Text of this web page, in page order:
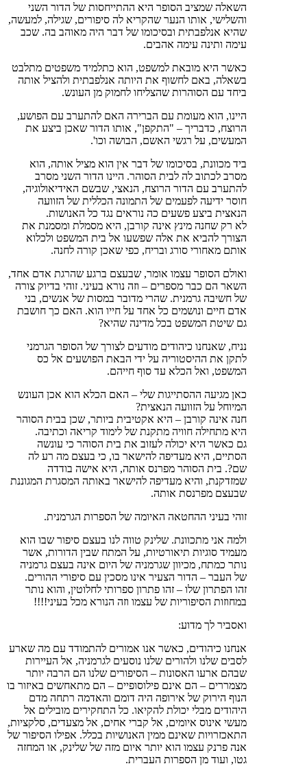
השאלה שמציב הסופר היא ההתייחסות של הדור השני
והשלישי, אותו הנער שהקריא לה סיפורים, שגילה, למעשה,
שהיא אנלפבתית ובסיכומו של דבר היה מאוהב בה. שכב
עימה ותינה עימה אהבים.
כאשר היא מובאת למשפט, הוא כתלמיד משפטים מתלבט
בשאלה, באם לחשוף את היותה אנלפבתית ולהציל אותה
ביחד עם הסוהרות שהצליחו לחמוק מן העונש.
היינו, הוא מעומת עם הברירה האם להתערב עם הפושע,
הרוצח, כדבריך – "התקפן", אותו הדור שאכן ביצע את
המעשים, על רגשי האשם, הבושה וכו'.
ביד מכוונת, בסיכומו של דבר אין הוא מציל אותה, הוא
מסרב לכתוב לה לבית הסוהר. היינו הדור השני מסרב
להתערב עם הדור הרוצח, הנאצי, שבשם האידיאולוגיה,
חוסר ידיעה לפעמים של התמונה הכללית של הזוועה
הנאצית ביצע פשעים כה נוראים נגד כל האנושות.
לא רק שחנה מינץ אינה קורבן, היא מסמלת ומסמנת את
הצורך להביא את אלה שפשעו אל בית המשפט ולכלוא
אותם מאחורי סורג ובריח, כפי שאכן קורה לחנה.
ואולם הסופר עצמו אומר, שבעצם ברגע שהרגת אדם אחד,
השאר הם כבר מספרים – וזה נורא בעיני. זוהי בדיוק צורה
של חשיבה גרמנית. שהרי מדובר במסות של אנשים, בני
אדם חיים ונושמים כל אחד על חייו הוא. האם כך חושבת
גם שיטת המשפט בכל מדינה שהיא?
נניח, שאנחנו כיהודים מודעים לצורך של הסופר הגרמני
לתקן את ההיסטוריה על ידי הבאת הפושעים אל כס
המשפט, ואל הכלא עד סוף חייהם.
כאן מגיעה ההסתייגות שלי – האם הכלא הוא אכן העונש
המיוחל על הזוועה הנאצית?
חנה אינה קורבן – היא אקטיבית ביותר, שכן בבית הסוהר
היא מתחילה חוויה מתקנת של לימוד קריאה וכתיבה.
גם כאשר היא יכולה לעזוב את בית הסוהר כי עונשה
הסתיים, היא מעדיפה להישאר בו, כי בעצם מה רע לה
שם?. בית הסוהר מפרנס אותה, היא אישה בודדה
שמזדקנת, והיא מעדיפה להישאר באותה המסגרת המגוננת
שבעצם מפרנסת אותה.
זוהי בעיני ההחטאה האיומה של הספרות הגרמנית.
ולמה אני מתכוונת. שלינק טווה לנו בעצם סיפור שבו הוא
מעמיד סוגיות תיאורטיות, על המתח שבין הדורות, אשר
נותר כמתח, מכיוון שגרמניה של היום אינה בעצם גרמניה
של העבר – הדור הצעיר אינו מסכין עם סיפורי ההורים.
זהו הפתרון שלו – זהו פתרון ספרותי לחלוטין, והוא נותר
במחוזות הסיפוריות של עצמו וזה הנורא מכל בעיני!!!!
ואסביר לך מדוע:
אנחנו כיהודים, כאשר אנו אמורים להתמודד עם מה שארע
לסבים שלנו ולהורים שלנו נוסעים לגרמניה, אל העיירות
שבהם ארעו האסונות – הסיפורים שלנו הם הרבה יותר
מצמררים – הם אינם פילוסופיים – הם מתאחשים באיזור בו
הנוף הירוק של אירופה היה דומם והאדמה רתחה מדם
היהודים מבלי יכולת להקיאו. כל התחקירים מובילים אל
מעשי אינוס איומים, אל קברי אחים, אל מצעדים, סלקציות,
התאכזרויות שאינם ממין האנושיות בכלל. אפילו הסיפור של
אנה פרנק עצמו הוא יותר איום מזה של שלינק, או המחזה
גטו, ועוד מן הספרות העברית.